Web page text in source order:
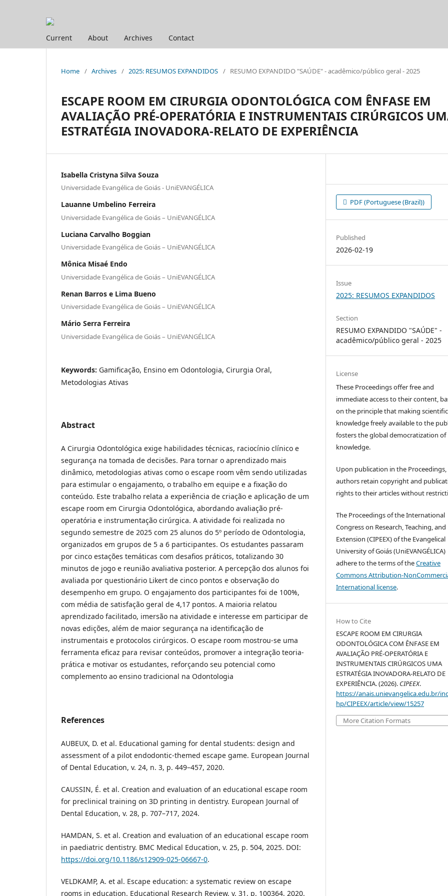
Current About Archives Contact
Home / Archives / 2025: RESUMOS EXPANDIDOS / RESUMO EXPANDIDO "SAÚDE" - acadêmico/público geral - 2025
ESCAPE ROOM EM CIRURGIA ODONTOLÓGICA COM ÊNFASE EM
AVALIAÇÃO PRÉ-OPERATÓRIA E INSTRUMENTAIS CIRÚRGICOS
ESTRATÉGIA INOVADORA-RELATO DE EXPERIÊNCIA
Isabella Cristyna Silva Souza
Universidade Evangélica de Goiás - UniEVANGÉLICA
Lauanne Umbelino Ferreira
Universidade Evangélica de Goiás – UniEVANGÉLICA
Luciana Carvalho Boggian
Universidade Evangélica de Goiás – UniEVANGÉLICA
Mônica Misaé Endo
Universidade Evangélica de Goiás – UniEVANGÉLICA
Renan Barros e Lima Bueno
Universidade Evangélica de Goiás – UniEVANGÉLICA
Mário Serra Ferreira
Universidade Evangélica de Goiás – UniEVANGÉLICA
Keywords: Gamificação, Ensino em Odontologia, Cirurgia Oral,
Metodologias Ativas
Abstract
A Cirurgia Odontológica exige habilidades técnicas, raciocínio clínico e
segurança na tomada de decisões. Para tornar o aprendizado mais
dinâmico, metodologias ativas como o escape room vêm sendo utilizadas
para estimular o engajamento, o trabalho em equipe e a fixação do
conteúdo. Este trabalho relata a experiência de criação e aplicação de um
escape room em Cirurgia Odontológica, abordando avaliação pré-
operatória e instrumentação cirúrgica. A atividade foi realizada no
segundo semestre de 2025 com 25 alunos do 5º período de Odontologia,
organizados em grupos de 5 a 6 participantes. Os estudantes passaram
por cinco estações temáticas com desafios práticos, totalizando 30
minutos de jogo e reunião avaliativa posterior. A percepção dos alunos foi
avaliada por questionário Likert de cinco pontos e observação do
desempenho em grupo. O engajamento dos participantes foi de 100%,
com média de satisfação geral de 4,17 pontos. A maioria relatou
aprendizado facilitado, imersão na atividade e interesse em participar de
novas edições, além de maior segurança na identificação de
instrumentais e protocolos cirúrgicos. O escape room mostrou-se uma
ferramenta eficaz para revisar conteúdos, promover a integração teoria-
prática e motivar os estudantes, reforçando seu potencial como
complemento ao ensino tradicional na Odontologia
References
AUBEUX, D. et al. Educational gaming for dental students: design and
assessment of a pilot endodontic-themed escape game. European Journal
of Dental Education, v. 24, n. 3, p. 449–457, 2020.
CAUSSIN, É. et al. Creation and evaluation of an educational escape room
for preclinical training on 3D printing in dentistry. European Journal of
Dental Education, v. 28, p. 707–717, 2024.
HAMDAN, S. et al. Creation and evaluation of an educational escape room
in paediatric dentistry. BMC Medical Education, v. 25, p. 504, 2025. DOI:
https://doi.org/10.1186/s12909-025-06667-0.
VELDKAMP, A. et al. Escape education: a systematic review on escape
rooms in education. Educational Research Review, v. 31, p. 100364, 2020.
PDF (Portuguese (Brazil))
Published
2026-02-19
Issue
2025: RESUMOS EXPANDIDOS
Section
RESUMO EXPANDIDO "SAÚDE" -
acadêmico/público geral - 2025
License
These Proceedings offer free and
immediate access to their content,
on the principle that making scientific
knowledge freely available to the
fosters the global democratization of
knowledge.
Upon publication in the Proceedings,
authors retain copyright and
rights to their articles without
The Proceedings of the International
Congress on Research, Teaching, and
Extension (CIPEEX) of the Evangelical
University of Goiás (UniEVANGÉLICA)
adhere to the terms of theCreative
Commons Attribution-
International license.
How to Cite
ESCAPE ROOM EM CIRURGIA
ODONTOLÓGICA COM ÊNFASE EM
AVALIAÇÃO PRÉ-OPERATÓRIA E
INSTRUMENTAIS CIRÚRGICOS UMA
ESTRATÉGIA INOVADORA-RELATO DE
EXPERIÊNCIA. (2026). CIPEEX.
https://anais.unievangelica.edu.br/
hp/CIPEEX/article/view/15257
More Citation Formats